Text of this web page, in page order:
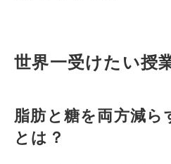
世界一受けたい授
脂肪と糖を両方減ら
とは？